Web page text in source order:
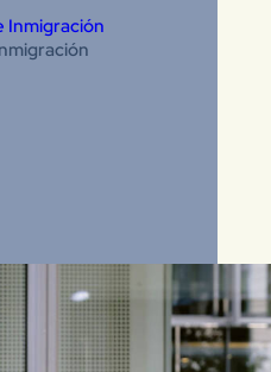
Inmigración
Gratuita de 15